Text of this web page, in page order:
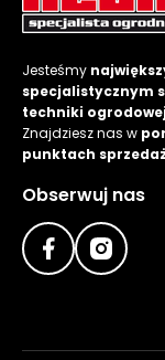
Jesteśmy
specjalistycznym
techniki ogrodowej
Znajdziesz nas w
punktach
Obserwuj nas